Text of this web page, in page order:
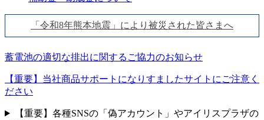
「令和8年熊本地震」により被災された皆さまへ
蓄電池の適切な排出に関するご協力のお知らせ
【重要】当社商品サポートになりすましたサイトにご注意く
ださい
【重要】各種SNSの「偽アカウント」やアイリスプラザの